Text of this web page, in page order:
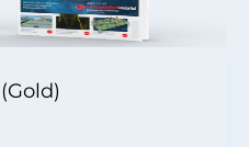
(Gold)